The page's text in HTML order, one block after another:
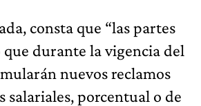
consta que “las partes
durante la vigencia del
nuevos reclamos
salariales, porcentual o de